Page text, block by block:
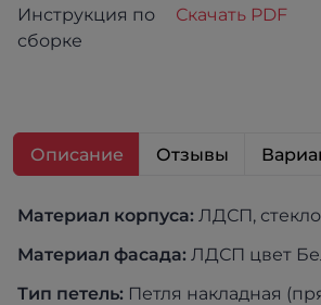
Инструкция по
сборке
Скачать PDF
Описание Отзывы
Материал корпуса: ЛДСП,
Материал фасада: ЛДСП цвет
Тип петель: Петля накладная